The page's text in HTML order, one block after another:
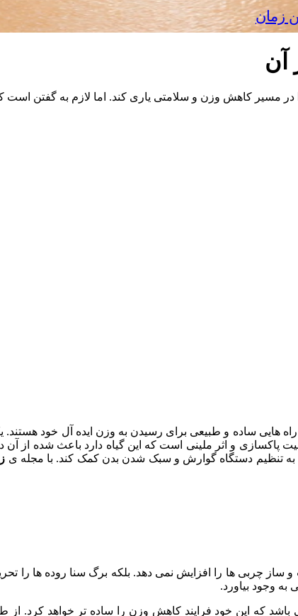
زمان
آن
مسیر کاهش وزن و سلامتی یاری کند. اما لازم به گفتن است
راه هایی ساده و طبیعی برای رسیدن به وزن ایده آل خود هستند.
و اثر ملینی است که این گیاه دارد باعث شده از
به تنظیم دستگاه گوارش و سبک شدن بدن کمک کند. با مجله ی
چربی ها را افزایش نمی دهد. بلکه برگ سنا روده ها را تحریک
وجود بیاورد.
که این خود فرایند کاهش وزن را ساده تر خواهد